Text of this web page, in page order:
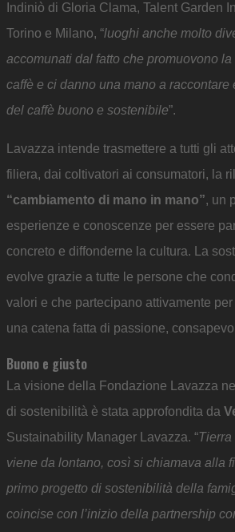
Indiniò di Gloria Clama, Talent Garden
Torino e Milano, “luoghi anche molto
accomunati dal fatto che promuovono
caffè e ci danno una mano a raccontare
del caffè buono e sostenibile”.
Lavazza intende trasmettere a tutti gli
filiera, dai coltivatori ai consumatori, la
“cambiamento di mano in mano”, un
esperienze e conoscenze per essere
concreto e diffonderne la cultura. La
evolve grazie a tutte le persone che
valori e che partecipano attivamente
una catena fatta di passione,
Buono e giusto
La visione della Fondazione Lavazza
di sostenibilità è stata approfondita da
Sustainability Manager Lavazza. “Tierra
viene da lontano, così si chiamava alla
primo progetto di sostenibilità della
coincise con l’inizio della partnership